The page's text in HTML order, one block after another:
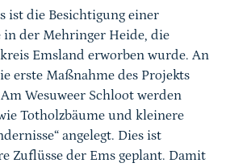
ist die Besichtigung einer
der Mehringer Heide, die
Emsland erworben wurde. An
erste Maßnahme des Projekts
Wesuweer Schloot werden
Totholzbäume und kleinere
angelegt. Dies ist
Zuflüsse der Ems geplant. Damit